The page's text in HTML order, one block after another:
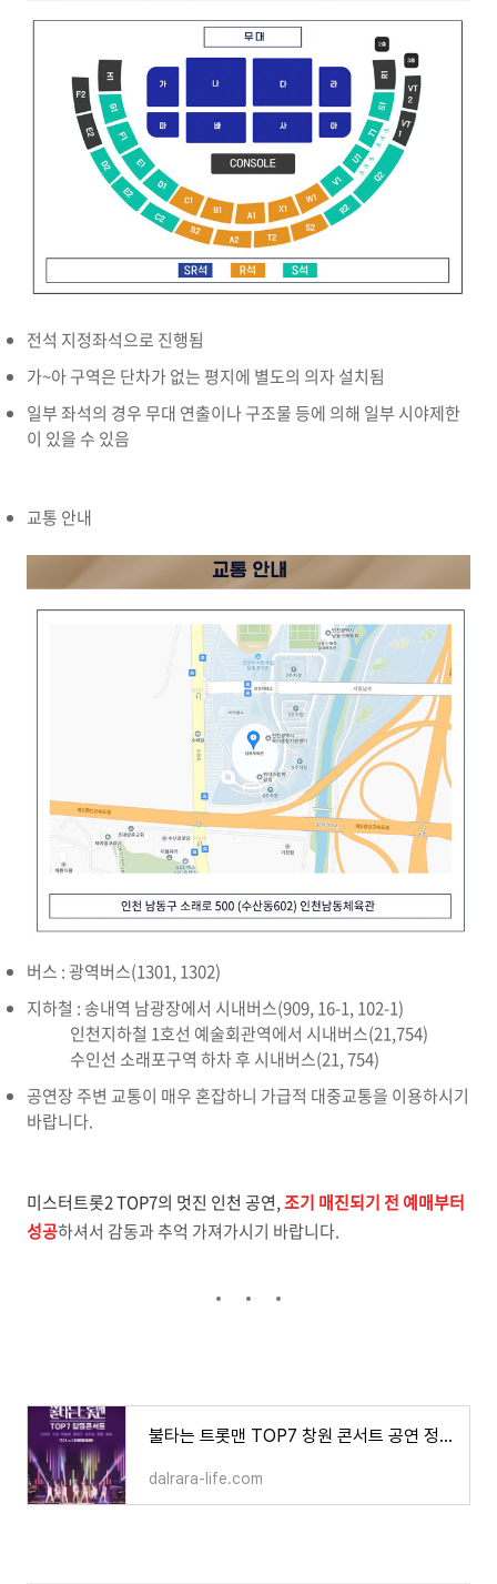
전석 지정좌석으로 진행됨
가~아 구역은 단차가 없는 평지에 별도의 의자 설치됨
일부 좌석의 경우 무대 연출이나 구조물 등에 의해 일부 시야제한
이 있을 수 있음
교통 안내
버스 : 광역버스(1301, 1302)
지하철 : 송내역 남광장에서 시내버스(909, 16-1, 102-1)
인천지하철 1호선 예술회관역에서 시내버스(21,754)
수인선 소래포구역 하차 후 시내버스(21, 754)
공연장 주변 교통이 매우 혼잡하니 가급적 대중교통을 이용하시기
바랍니다.
미스터트롯2 TOP7의 멋진 인천 공연,조기 매진되기 전 예매부터
성공하셔서 감동과 추억 가져가시기 바랍니다.
불타는 트롯맨 TOP7 창원 콘서트 공연 정보 및 예매, 할인 예매하기
dalrara-life.com